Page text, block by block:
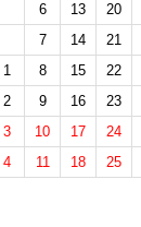
6 13 20
7 14 21
1 8 15 22
2 9 16 23
3 10 17
24
4 11 18 25